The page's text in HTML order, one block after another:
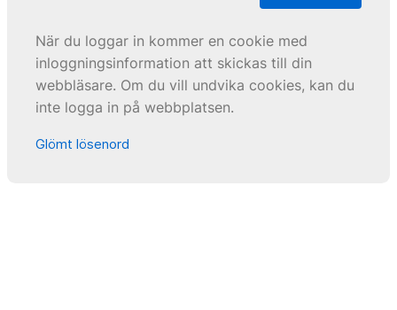
När du loggar in kommer en cookie med
inloggningsinformation att skickas till din
webbläsare. Om du vill undvika cookies, kan du
inte logga in på webbplatsen.
Glömt lösenord